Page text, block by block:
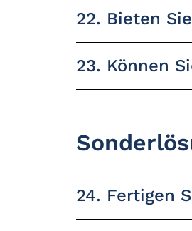
22. Bieten
23. Können
24. Fertigen